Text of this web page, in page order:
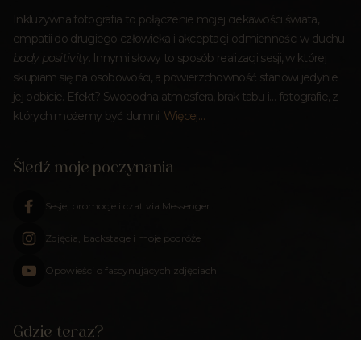
Inkluzywna fotografia to połączenie mojej ciekawości świata,
empatii do drugiego człowieka i akceptacji odmienności w duchu
body positivity. Innymi słowy to sposób realizacji sesji, w której
skupiam się na osobowości, a powierzchowność stanowi jedynie
jej odbicie. Efekt? Swobodna atmosfera, brak tabu i… fotografie, z
których możemy być dumni. Więcej…
Śledź moje poczynania
Sesje, promocje i czat via Messenger
Zdjęcia, backstage i moje podróże
Opowieści o fascynujących zdjęciach
Gdzie teraz?